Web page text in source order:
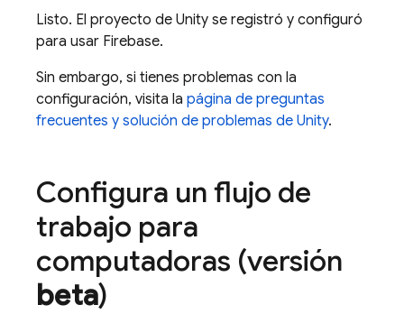
Listo. El proyecto de Unity se registró y configuró
para usar Firebase.
Sin embargo, si tienes problemas con la
configuración, visita la página de preguntas
frecuentes y solución de problemas de Unity.
Configura un flujo de
trabajo para
computadoras (versión
beta)